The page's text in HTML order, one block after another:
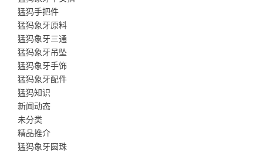
猛犸手把件
猛犸象牙原料
猛犸象牙三通
猛犸象牙吊坠
猛犸象牙手饰
猛犸象牙配件
猛犸知识
新闻动态
未分类
精品推介
猛犸象牙圆珠